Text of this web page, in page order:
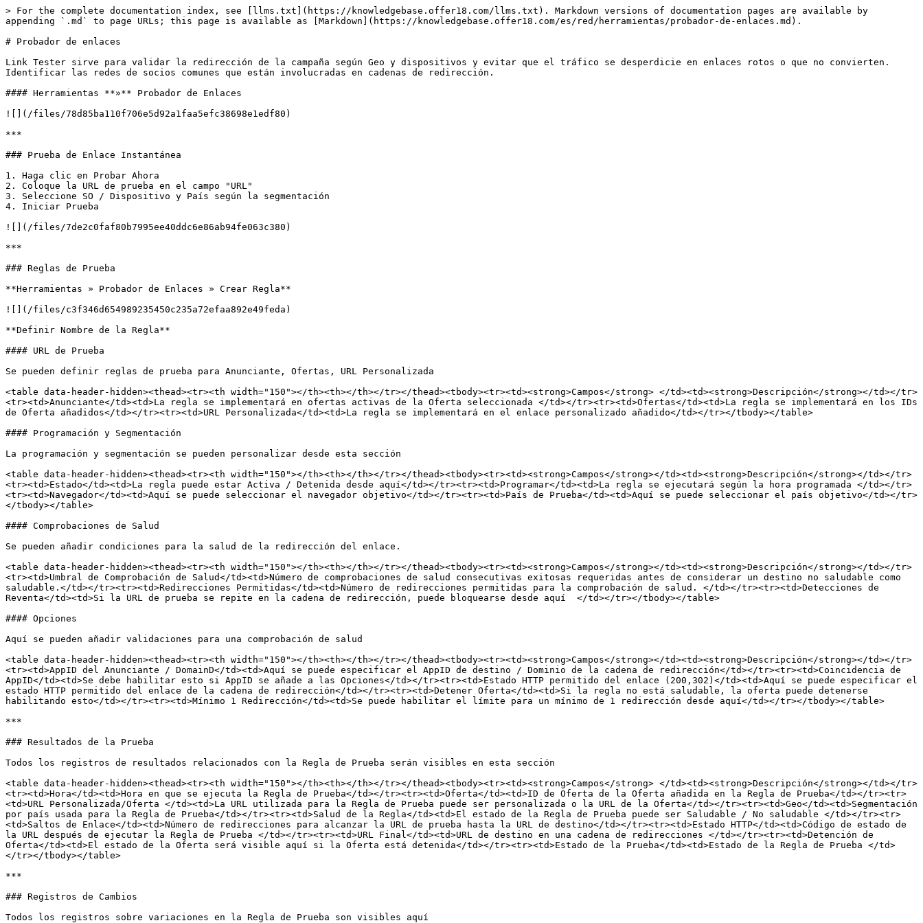
> For the complete documentation index, see [llms.txt](https://knowledgebase.offer18.com/llms.txt). Markdown versions of documentation pages are available by
appending `.md` to page URLs; this page is available as [Markdown](https://knowledgebase.offer18.com/es/red/herramientas/probador-de-enlaces.md).
# Probador de enlaces
Link Tester sirve para validar la redirección de la campaña según Geo y dispositivos y evitar que el tráfico se desperdicie en enlaces rotos o que no convierten.
Identificar las redes de socios comunes que están involucradas en cadenas de redirección.
#### Herramientas **»** Probador de Enlaces
![](/files/78d85ba110f706e5d92a1faa5efc38698e1edf80)
***
### Prueba de Enlace Instantánea
1. Haga clic en Probar Ahora
2. Coloque la URL de prueba en el campo "URL"
3. Seleccione SO / Dispositivo y País según la segmentación
4. Iniciar Prueba
![](/files/7de2c0faf80b7995ee40ddc6e86ab94fe063c380)
***
### Reglas de Prueba
**Herramientas » Probador de Enlaces » Crear Regla**
![](/files/c3f346d654989235450c235a72efaa892e49feda)
**Definir Nombre de la Regla**
#### URL de Prueba
Se pueden definir reglas de prueba para Anunciante, Ofertas, URL Personalizada
<table data-header-hidden><thead><tr><th width="150"></th><th></th></tr></thead><tbody><tr><td><strong>Campos</strong> </td><td><strong>Descripción</strong></td></tr>
<tr><td>Anunciante</td><td>La regla se implementará en ofertas activas de la Oferta seleccionada </td></tr><tr><td>Ofertas</td><td>La regla se implementará en los IDs
de Oferta añadidos</td></tr><tr><td>URL Personalizada</td><td>La regla se implementará en el enlace personalizado añadido</td></tr></tbody></table>
#### Programación y Segmentación
La programación y segmentación se pueden personalizar desde esta sección
<table data-header-hidden><thead><tr><th width="150"></th><th></th></tr></thead><tbody><tr><td><strong>Campos</strong></td><td><strong>Descripción</strong></td></tr>
<tr><td>Estado</td><td>La regla puede estar Activa / Detenida desde aquí</td></tr><tr><td>Programar</td><td>La regla se ejecutará según la hora programada </td></tr>
<tr><td>Navegador</td><td>Aquí se puede seleccionar el navegador objetivo</td></tr><tr><td>País de Prueba</td><td>Aquí se puede seleccionar el país objetivo</td></tr>
</tbody></table>
#### Comprobaciones de Salud
Se pueden añadir condiciones para la salud de la redirección del enlace.
<table data-header-hidden><thead><tr><th width="150"></th><th></th></tr></thead><tbody><tr><td><strong>Campos</strong></td><td><strong>Descripción</strong></td></tr>
<tr><td>Umbral de Comprobación de Salud</td><td>Número de comprobaciones de salud consecutivas exitosas requeridas antes de considerar un destino no saludable como
saludable.</td></tr><tr><td>Redirecciones Permitidas</td><td>Número de redirecciones permitidas para la comprobación de salud. </td></tr><tr><td>Detecciones de
Reventa</td><td>Si la URL de prueba se repite en la cadena de redirección, puede bloquearse desde aquí  </td></tr></tbody></table>
#### Opciones
Aquí se pueden añadir validaciones para una comprobación de salud
<table data-header-hidden><thead><tr><th width="150"></th><th></th></tr></thead><tbody><tr><td><strong>Campos</strong></td><td><strong>Descripción</strong></td></tr>
<tr><td>AppID del Anunciante / DomainD</td><td>Aquí se puede especificar el AppID de destino / Dominio de la cadena de redirección</td></tr><tr><td>Coincidencia de
AppID</td><td>Se debe habilitar esto si AppID se añade a las Opciones</td></tr><tr><td>Estado HTTP permitido del enlace (200,302)</td><td>Aquí se puede especificar el
estado HTTP permitido del enlace de la cadena de redirección</td></tr><tr><td>Detener Oferta</td><td>Si la regla no está saludable, la oferta puede detenerse
habilitando esto</td></tr><tr><td>Mínimo 1 Redirección</td><td>Se puede habilitar el límite para un mínimo de 1 redirección desde aquí</td></tr></tbody></table>
***
### Resultados de la Prueba
Todos los registros de resultados relacionados con la Regla de Prueba serán visibles en esta sección
<table data-header-hidden><thead><tr><th width="150"></th><th></th></tr></thead><tbody><tr><td><strong>Campos</strong> </td><td><strong>Descripción</strong></td></tr>
<tr><td>Hora</td><td>Hora en que se ejecuta la Regla de Prueba</td></tr><tr><td>Oferta</td><td>ID de Oferta de la Oferta añadida en la Regla de Prueba</td></tr><tr>
<td>URL Personalizada/Oferta </td><td>La URL utilizada para la Regla de Prueba puede ser personalizada o la URL de la Oferta</td></tr><tr><td>Geo</td><td>Segmentación
por país usada para la Regla de Prueba</td></tr><tr><td>Salud de la Regla</td><td>El estado de la Regla de Prueba puede ser Saludable / No saludable </td></tr><tr>
<td>Saltos de Enlace</td><td>Número de redirecciones para alcanzar la URL de prueba hasta la URL de destino</td></tr><tr><td>Estado HTTP</td><td>Código de estado de
la URL después de ejecutar la Regla de Prueba </td></tr><tr><td>URL Final</td><td>URL de destino en una cadena de redirecciones </td></tr><tr><td>Detención de
Oferta</td><td>El estado de la Oferta será visible aquí si la Oferta está detenida</td></tr><tr><td>Estado de la Prueba</td><td>Estado de la Regla de Prueba </td>
</tr></tbody></table>
***
### Registros de Cambios
Todos los registros sobre variaciones en la Regla de Prueba son visibles aquí